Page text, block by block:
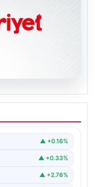
medya
Spor…
▲ +0.16%
▲ +0.33%
▲ +2.76%